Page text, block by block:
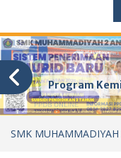
Program
SMK